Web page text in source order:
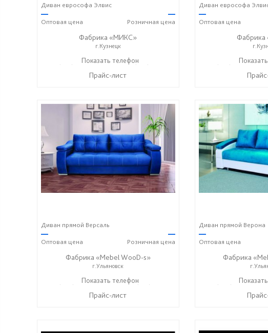
Диван еврософа Элвис
—
Оптовая цена
—
Розничная цена
Фабрика «МИКС»
г.Кузнецк
+7 (937) 423-36-37 ☎+7 (937) 428-44-55
Показать телефон
Прайс-лист
Диван еврософа
—
Оптовая цена
+7 (937) 423-36-37
Диван прямой Версаль
—
Оптовая цена
—
Розничная цена
Фабрика «Mebel WooD-s»
г.Ульяновск
+7 (906) 140-08-08 ☎+7 (917) 612-77-76
Показать телефон
Прайс-лист
Диван прямой Верона
—
Оптовая цена
Фабрика
+7 (906) 140-08-08